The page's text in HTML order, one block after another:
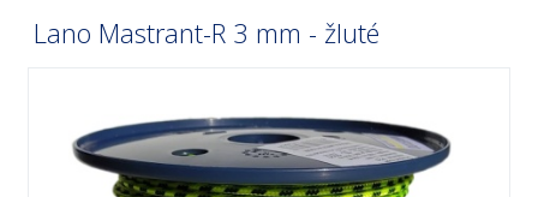
Lano Mastrant-R 3 mm - žluté